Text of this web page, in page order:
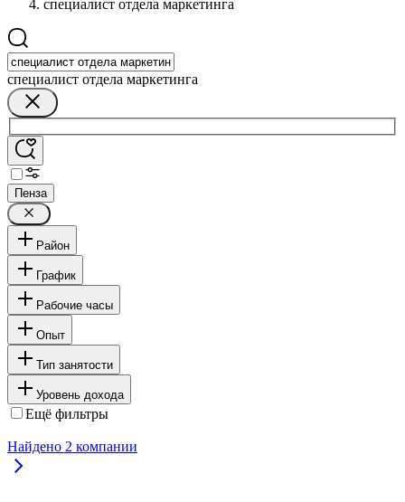
специалист отдела маркетинга
специалист отдела маркетинга
Пенза
Район
График
Рабочие часы
Опыт
Тип занятости
Уровень дохода
Ещё фильтры
Найдено 2 компании